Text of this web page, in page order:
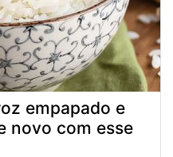
empapado e
novo com esse